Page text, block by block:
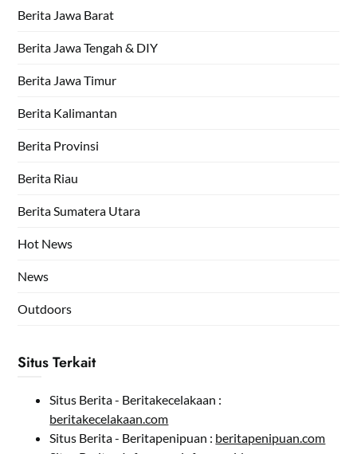
Berita Jawa Barat
Berita Jawa Tengah & DIY
Berita Jawa Timur
Berita Kalimantan
Berita Provinsi
Berita Riau
Berita Sumatera Utara
Hot News
News
Outdoors
Situs Terkait
Situs Berita - Beritakecelakaan :
beritakecelakaan.com
Situs Berita - Beritapenipuan : beritapenipuan.com